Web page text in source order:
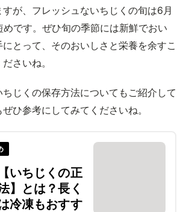
が、フレッシュないちじくの旬は6月
です。ぜひ旬の季節には新鮮でおい
とって、そのおいしさと栄養を余すこ
さいね。
じくの保存方法についてもご紹介して
ひ参考にしてみてくださいね。
いちじくの正
】とは？長く
冷凍もおすす